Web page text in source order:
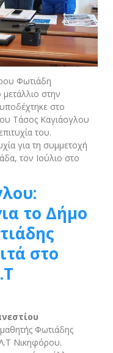
Φωτιάδη
στην
στο
Τάσος Καγιάογλου
του.
για τη συμμετοχή
τον Ιούλιο στο
το Δήμο
στο
Φωτιάδης
Νικηφόρου.